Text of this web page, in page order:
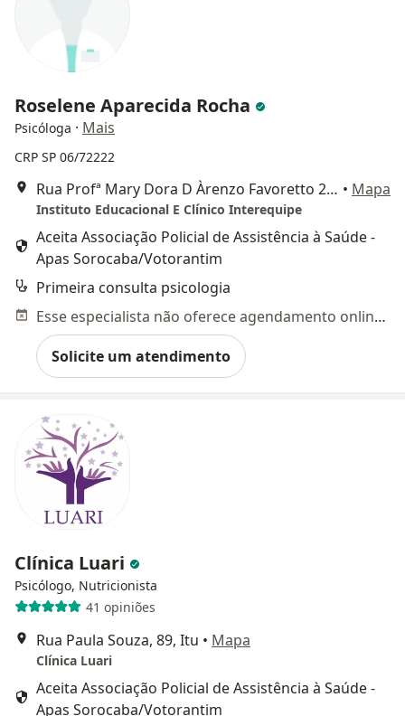
Roselene Aparecida Rocha
Psicóloga · Mais
CRP SP 06/72222
Rua Profª Mary Dora D Àrenzo Favoretto 201 Trujillo, Sorocaba • Mapa
Instituto Educacional E Clínico Interequipe
Aceita Associação Policial de Assistência à Saúde -
Apas Sorocaba/Votorantim
Primeira consulta psicologia
Esse especialista não oferece agendamento online para esse endereço.
Solicite um atendimento
Clínica Luari
Psicólogo, Nutricionista
41 opiniões
Rua Paula Souza, 89, Itu • Mapa
Clínica Luari
Aceita Associação Policial de Assistência à Saúde -
Apas Sorocaba/Votorantim